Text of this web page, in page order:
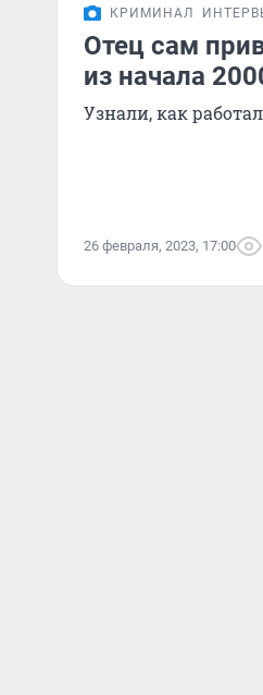
КРИМИНАЛ
Отец сам
из начала
Узнали, как
26 февраля, 2023, 17:00